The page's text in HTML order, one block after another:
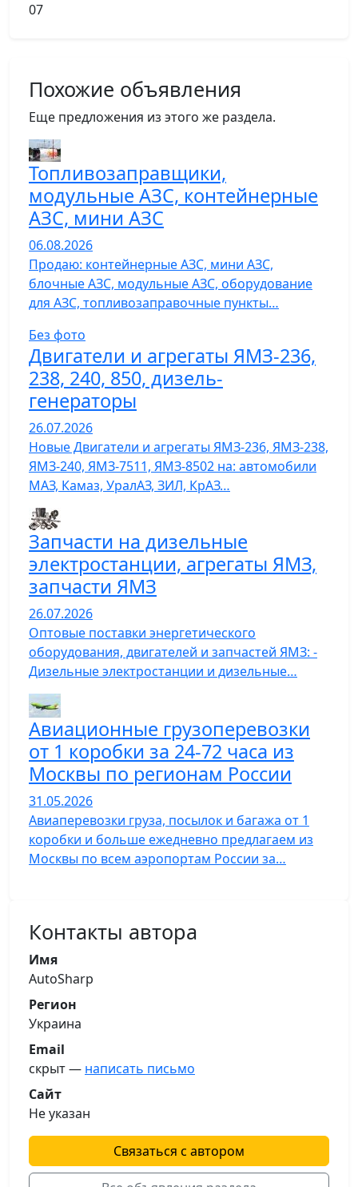
07
Похожие объявления
Еще предложения из этого же раздела.
Топливозаправщики,
модульные АЗС, контейнерные
АЗС, мини АЗС
06.08.2026
Продаю: контейнерные АЗС, мини АЗС,
блочные АЗС, модульные АЗС, оборудование
для АЗС, топливозаправочные пункты…
Без фото
Двигатели и агрегаты ЯМЗ-236,
238, 240, 850, дизель-
генераторы
26.07.2026
Новые Двигатели и агрегаты ЯМЗ-236, ЯМЗ-238,
ЯМЗ-240, ЯМЗ-7511, ЯМЗ-8502 на: автомобили
МАЗ, Камаз, УралАЗ, ЗИЛ, КрАЗ…
Запчасти на дизельные
электростанции, агрегаты ЯМЗ,
запчасти ЯМЗ
26.07.2026
Оптовые поставки энергетического
оборудования, двигателей и запчастей ЯМЗ: -
Дизельные электростанции и дизельные…
Авиационные грузоперевозки
от 1 коробки за 24-72 часа из
Москвы по регионам России
31.05.2026
Авиаперевозки груза, посылок и багажа от 1
коробки и больше ежедневно предлагаем из
Москвы по всем аэропортам России за…
Контакты автора
Имя
AutoSharp
Регион
Украина
Email
скрыт — написать письмо
Сайт
Не указан
Связаться с автором